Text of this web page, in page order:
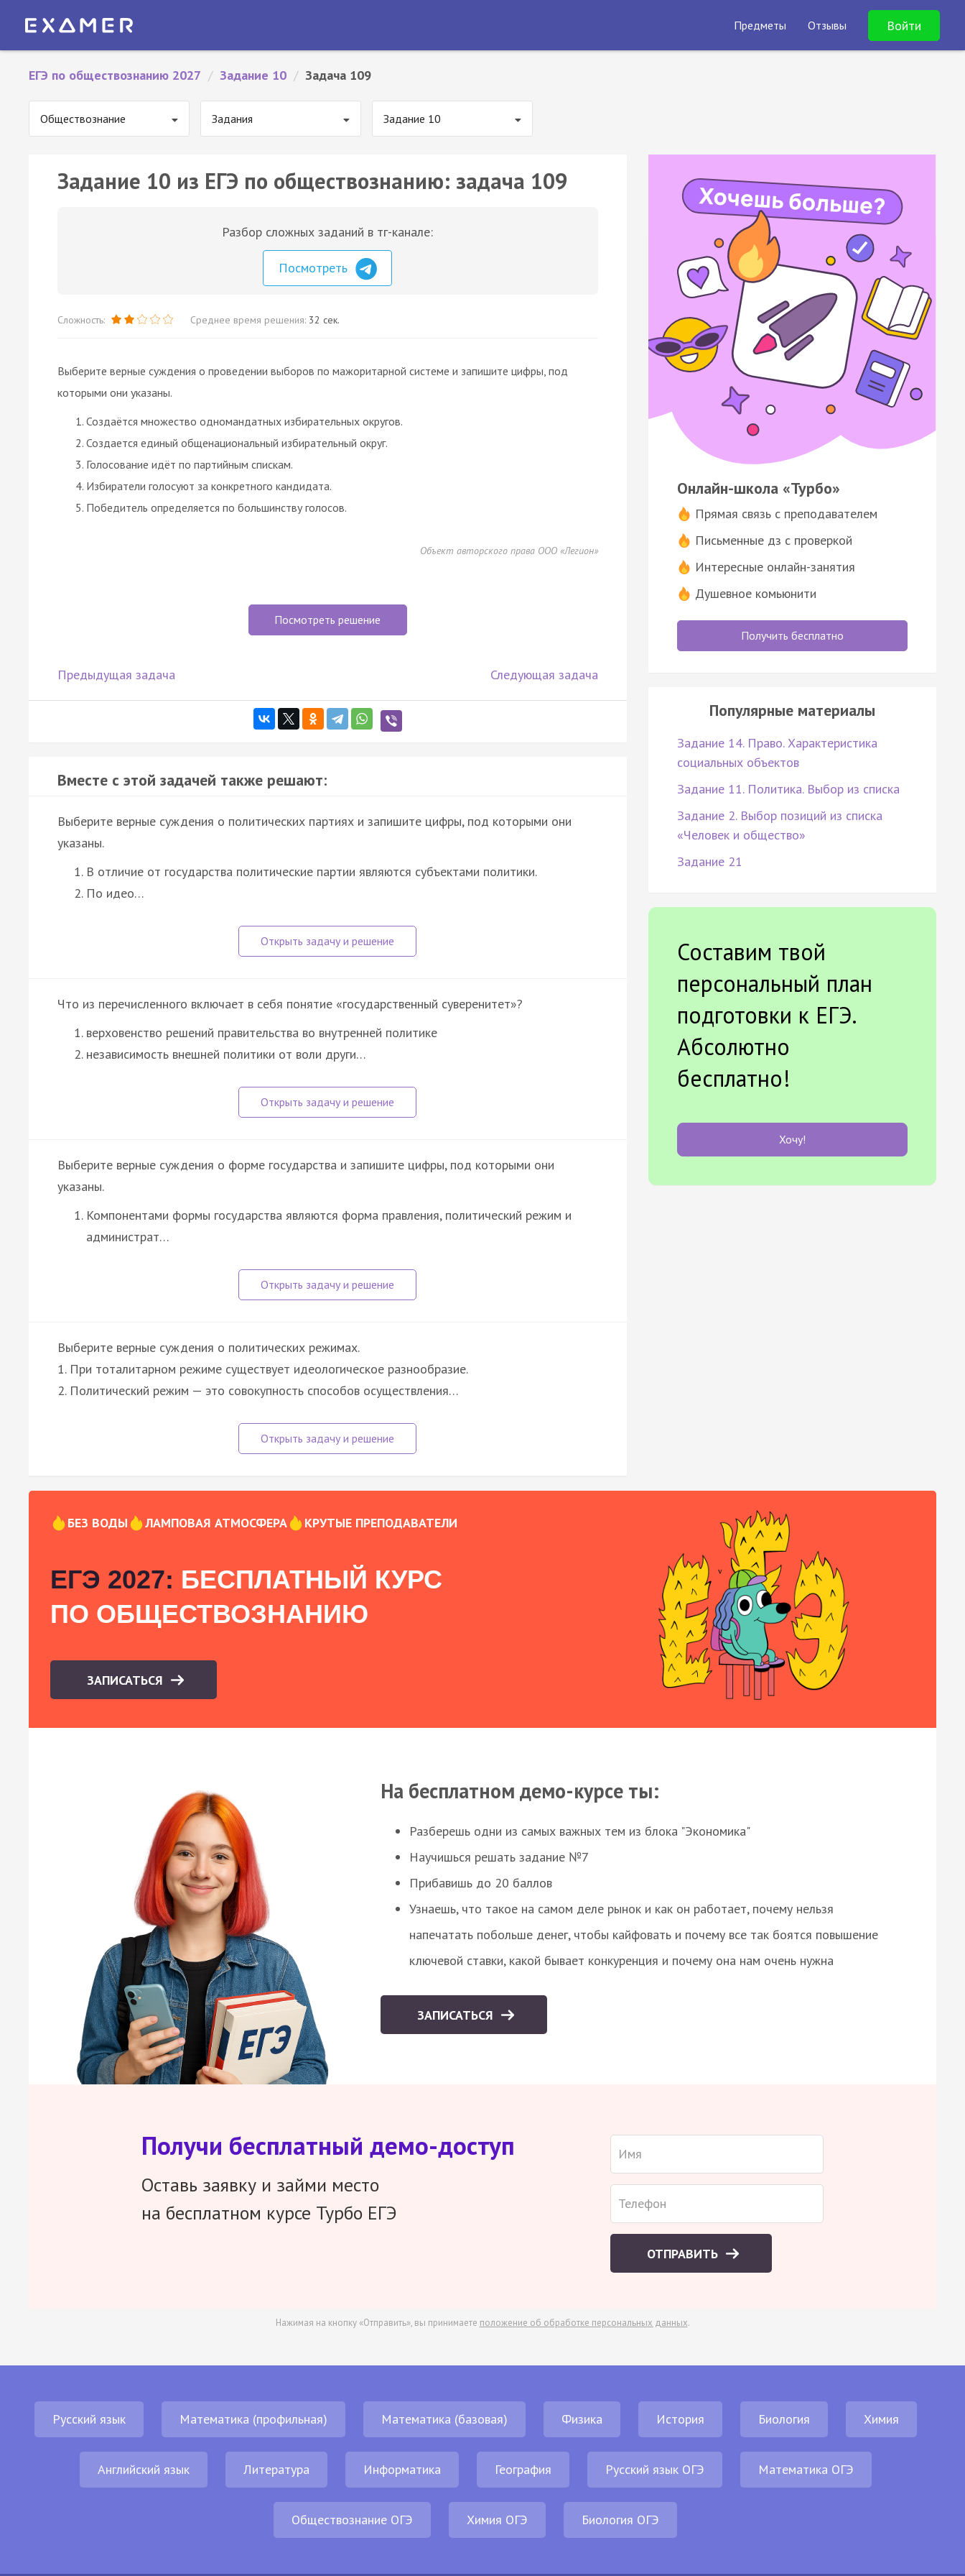
Предметы Отзывы Войти
ЕГЭ по обществознанию 2027 / Задание 10 / Задача 109
Обществознание Задания Задание 10
Задание 10 из ЕГЭ по обществознанию: задача 109
Разбор сложных заданий в тг-канале:
Посмотреть
Сложность: Среднее время решения: 32 сек.
Выберите верные суждения о проведении выборов по мажоритарной системе и запишите цифры, под
которыми они указаны.
Создаётся множество одномандатных избирательных округов.
Создается единый общенациональный избирательный округ.
Голосование идёт по партийным спискам.
Избиратели голосуют за конкретного кандидата.
Победитель определяется по большинству голосов.
Объект авторского права ООО «Легион»
Посмотреть решение
Предыдущая задача Следующая задача
Вместе с этой задачей также решают:
Выберите верные суждения о политических партиях и запишите цифры, под которыми они
указаны.
В отличие от государства политические партии являются субъектами политики.
По идео…
Что из перечисленного включает в себя понятие «государственный суверенитет»?
верховенство решений правительства во внутренней политике
независимость внешней политики от воли други…
Выберите верные суждения о форме государства и запишите цифры, под которыми они
указаны.
Компонентами формы государства являются форма правления, политический режим и
администрат…
Выберите верные суждения о политических режимах.
1. При тоталитарном режиме существует идеологическое разнообразие.
2. Политический режим — это совокупность способов осуществления…
Онлайн-школа «Турбо»
Прямая связь с преподавателем
Письменные дз с проверкой
Интересные онлайн-занятия
Душевное комьюнити
Получить бесплатно
Популярные материалы
Задание 14. Право. Характеристика
социальных объектов
Задание 11. Политика. Выбор из списка
Задание 2. Выбор позиций из списка
«Человек и общество»
Задание 21
Составим твой
персональный план
подготовки к ЕГЭ.
Абсолютно
бесплатно!
Хочу!
БЕЗ ВОДЫ ЛАМПОВАЯ АТМОСФЕРА КРУТЫЕ ПРЕПОДАВАТЕЛИ
ЕГЭ 2027: БЕСПЛАТНЫЙ КУРС
ПО ОБЩЕСТВОЗНАНИЮ
ЗАПИСАТЬСЯ
На бесплатном демо-курсе ты:
Разберешь одни из самых важных тем из блока "Экономика"
Научишься решать задание №7
Прибавишь до 20 баллов
Узнаешь, что такое на самом деле рынок и как он работает, почему нельзя
напечатать побольше денег, чтобы кайфовать и почему все так боятся повышение
ключевой ставки, какой бывает конкуренция и почему она нам очень нужна
ЗАПИСАТЬСЯ
Получи бесплатный демо-доступ
Оставь заявку и займи место
на бесплатном курсе Турбо ЕГЭ
ОТПРАВИТЬ
Нажимая на кнопку «Отправить», вы принимаете положение об обработке персональных данных.
Русский язык Математика (профильная) Математика (базовая) Физика История Биология Химия
Английский язык Литература Информатика География Русский язык ОГЭ Математика ОГЭ
Обществознание ОГЭ Химия ОГЭ Биология ОГЭ